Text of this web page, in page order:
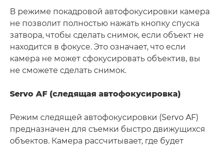
В режиме покадровой автофокусировки камера
не позволит полностью нажать кнопку спуска
затвора, чтобы сделать снимок, если объект не
находится в фокусе. Это означает, что если
камера не может сфокусировать объектив, вы
не сможете сделать снимок.
Servo AF (следящая автофокусировка)
Режим следящей автофокусировки (Servo AF)
предназначен для съемки быстро движущихся
объектов. Камера рассчитывает, где будет